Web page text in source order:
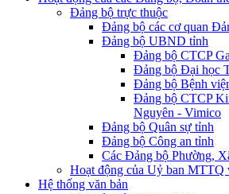
Đảng bộ trực thuộc
Đảng bộ các cơ quan
Đảng bộ UBND tỉnh
Đảng bộ CTCP
Đảng bộ Đại học
Đảng bộ Bệnh
Đảng bộ CTCP
Nguyên - Vimico
Đảng bộ Quân sự tỉnh
Đảng bộ Công an tỉnh
Các Đảng bộ Phường,
Hoạt động của Uỷ ban MTTQ
Hệ thống văn bản